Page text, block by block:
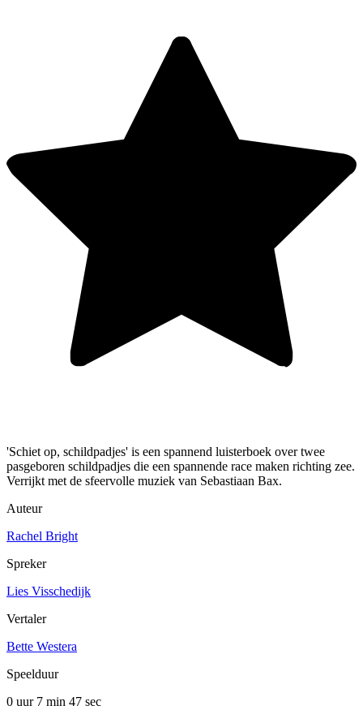
'Schiet op, schildpadjes' is een spannend luisterboek over twee
pasgeboren schildpadjes die een spannende race maken richting zee.
Verrijkt met de sfeervolle muziek van Sebastiaan Bax.
Auteur
Rachel Bright
Spreker
Lies Visschedijk
Vertaler
Bette Westera
Speelduur
0 uur 7 min 47 sec